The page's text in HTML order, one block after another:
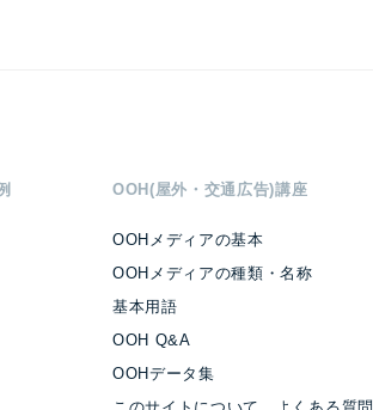
OOH(屋外・交通広告)講座
OOHメディアの基本
OOHメディアの種類・名称
基本用語
OOH Q&A
OOHデータ集